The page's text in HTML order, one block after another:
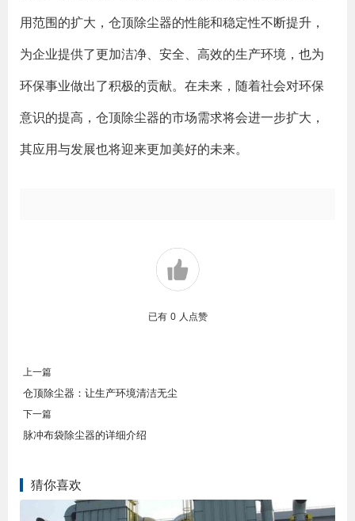
用范围的扩大，仓顶除尘器的性能和稳定性不断提升，
为企业提供了更加洁净、安全、高效的生产环境，也为
环保事业做出了积极的贡献。在未来，随着社会对环保
意识的提高，仓顶除尘器的市场需求将会进一步扩大，
其应用与发展也将迎来更加美好的未来。
已有 0 人点赞
上一篇
仓顶除尘器：让生产环境清洁无尘
下一篇
脉冲布袋除尘器的详细介绍
猜你喜欢